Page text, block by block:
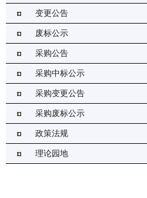
变更公告
废标公示
采购公告
采购中标公示
采购变更公告
采购废标公示
政策法规
理论园地